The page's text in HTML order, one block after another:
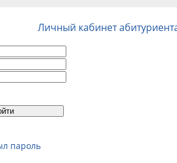
Личный кабинет
пароль